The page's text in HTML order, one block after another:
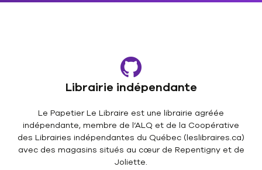
Librairie indépendante
Le Papetier Le Libraire est une librairie agréée
indépendante, membre de l’ALQ et de la Coopérative
des Librairies indépendantes du Québec (leslibraires.ca)
avec des magasins situés au cœur de Repentigny et de
Joliette.